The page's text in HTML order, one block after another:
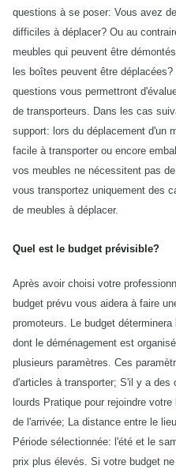
questions à se poser: Vous avez
difficiles à déplacer? Ou au
meubles qui peuvent être
les boîtes peuvent être
questions vous permettront
de transporteurs. Dans les cas
support: lors du déplacement d'un
facile à transporter ou encore
vos meubles ne nécessitent pas
vous transportez uniquement des
de meubles à déplacer.
Quel est le budget prévisible?
Après avoir choisi votre
budget prévu vous aidera à faire
promoteurs. Le budget
dont le déménagement est
plusieurs paramètres. Ces
d'articles à transporter; S'il y a
lourds Pratique pour rejoindre
de l'arrivée; La distance entre le
Période sélectionnée: l'été et le
prix plus élevés. Si votre budget